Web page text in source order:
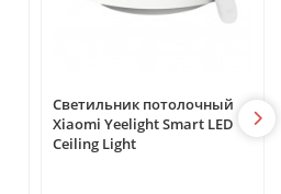
Светильник потолочный
Xiaomi Yeelight Smart LED
Ceiling Light